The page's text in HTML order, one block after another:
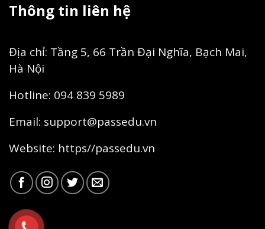
Thông tin liên hệ
Địa chỉ: Tầng 5, 66 Trần Đại Nghĩa, Bạch Mai,
Hà Nội
Hotline: 094 839 5989
Email: support@passedu.vn
Website: https//passedu.vn